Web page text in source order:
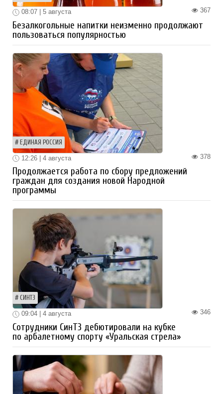
367
08:07 | 5 августа
Безалкогольные напитки неизменно продолжают
пользоваться популярностью
ЕДИНАЯ РОССИЯ
378
12:26 | 4 августа
Продолжается работа по сбору предложений
граждан для создания новой Народной
программы
СИНТЗ
346
09:04 | 4 августа
Сотрудники СинТЗ дебютировали на кубке
по арбалетному спорту «Уральская стрела»